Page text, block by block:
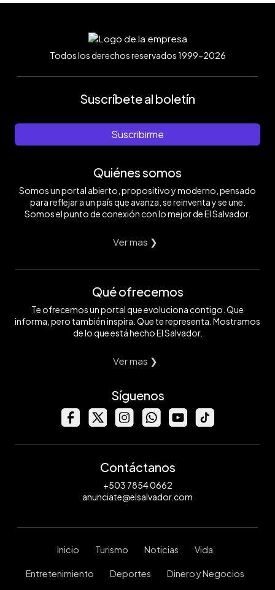
Todos los derechos reservados 1999-2026
Suscríbete al boletín
Suscribirme
Quiénes somos
Somos un portal abierto, propositivo y moderno, pensado
para reflejar a un país que avanza, se reinventa y se une.
Somos el punto de conexión con lo mejor de El Salvador.
Ver mas ❯
Qué ofrecemos
Te ofrecemos un portal que evoluciona contigo. Que
informa, pero también inspira. Que te representa. Mostramos
de lo que está hecho El Salvador.
Ver mas ❯
Síguenos
Contáctanos
+503 7854 0662
anunciate@elsalvador.com
Inicio Turismo Noticias Vida
Entretenimiento Deportes Dinero y Negocios